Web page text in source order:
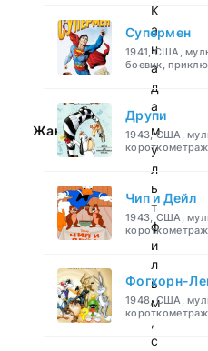
К
а
н
а
д
а
Жанр:
м
у
л
ь
т
ф
и
л
ь
м
,
с
Супермен
1941, США,
боевик,
Друпи
1943, США,
Чип и Дейл
1943, США,
детский
Фогхорн-
1948, США,